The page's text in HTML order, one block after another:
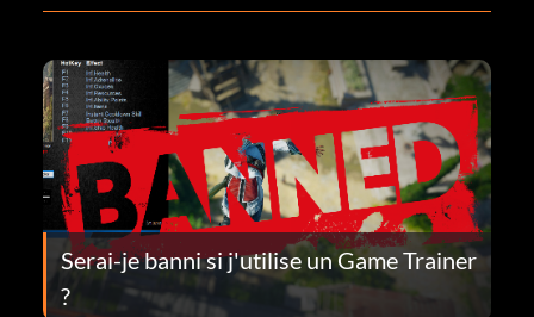
Serai-je banni si j'utilise un Game Trainer
?